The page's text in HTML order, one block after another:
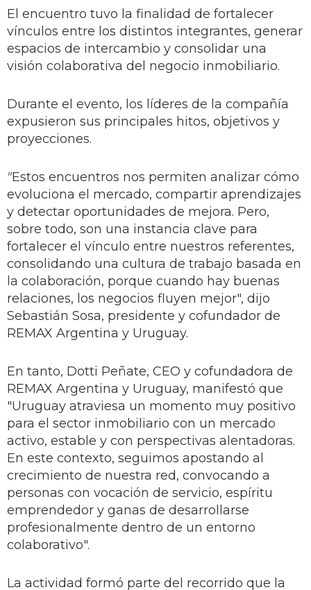
El encuentro tuvo la finalidad de fortalecer
vínculos entre los distintos integrantes, generar
espacios de intercambio y consolidar una
visión colaborativa del negocio inmobiliario.
Durante el evento, los líderes de la compañía
expusieron sus principales hitos, objetivos y
proyecciones.
"Estos encuentros nos permiten analizar cómo
evoluciona el mercado, compartir aprendizajes
y detectar oportunidades de mejora. Pero,
sobre todo, son una instancia clave para
fortalecer el vínculo entre nuestros referentes,
consolidando una cultura de trabajo basada en
la colaboración, porque cuando hay buenas
relaciones, los negocios fluyen mejor", dijo
Sebastián Sosa, presidente y cofundador de
REMAX Argentina y Uruguay.
En tanto, Dotti Peñate, CEO y cofundadora de
REMAX Argentina y Uruguay, manifestó que
"Uruguay atraviesa un momento muy positivo
para el sector inmobiliario con un mercado
activo, estable y con perspectivas alentadoras.
En este contexto, seguimos apostando al
crecimiento de nuestra red, convocando a
personas con vocación de servicio, espíritu
emprendedor y ganas de desarrollarse
profesionalmente dentro de un entorno
colaborativo".
La actividad formó parte del recorrido que la